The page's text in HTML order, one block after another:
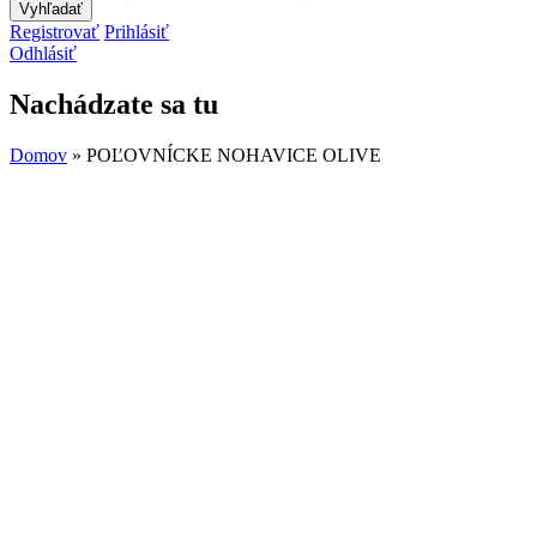
Registrovať Prihlásiť
Odhlásiť
Nachádzate sa tu
Domov » POĽOVNÍCKE NOHAVICE OLIVE